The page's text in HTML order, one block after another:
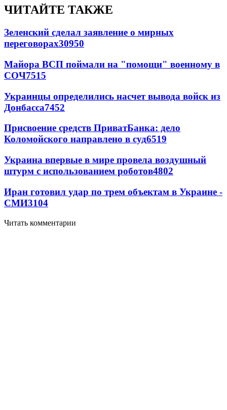
ЧИТАЙТЕ ТАКЖЕ
Зеленский сделал заявление о мирных
переговорах30950
Майора ВСП поймали на "помощи" военному в
СОЧ7515
Украинцы определились насчет вывода войск из
Донбасса7452
Присвоение средств ПриватБанка: дело
Коломойского направлено в суд6519
Украина впервые в мире провела воздушный
штурм с использованием роботов4802
Иран готовил удар по трем объектам в Украине -
СМИ3104
Читать комментарии